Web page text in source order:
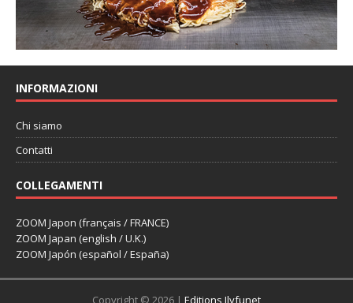
INFORMAZIONI
Chi siamo
Contatti
COLLEGAMENTI
ZOOM Japon (français / FRANCE)
ZOOM Japan (english / U.K.)
ZOOM Japón (español / España)
Copyright © 2026 | Editions Ilyfunet